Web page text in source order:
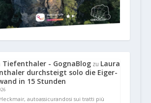
Tiefenthaler - GognaBlogzu Laura
durchsteigt solo die Eiger-
in 15 Stunden
autoassicurandosi sui tratti più